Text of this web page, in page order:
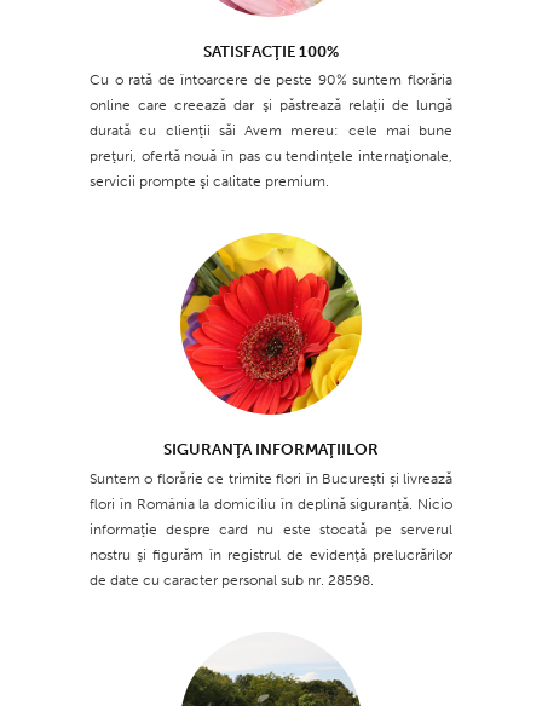
SATISFACŢIE 100%
Cu o rată de întoarcere de peste 90% suntem florăria
online care creează dar şi păstrează relaţii de lungă
durată cu clienţii săi Avem mereu: cele mai bune
preţuri, ofertă nouă în pas cu tendinţele internaţionale,
servicii prompte şi calitate premium.
SIGURANŢA INFORMAŢIILOR
Suntem o florărie ce trimite flori în Bucureşti și livrează
flori în România la domiciliu în deplină siguranţă. Nicio
informaţie despre card nu este stocată pe serverul
nostru şi figurăm în registrul de evidenţă prelucrărilor
de date cu caracter personal sub nr. 28598.